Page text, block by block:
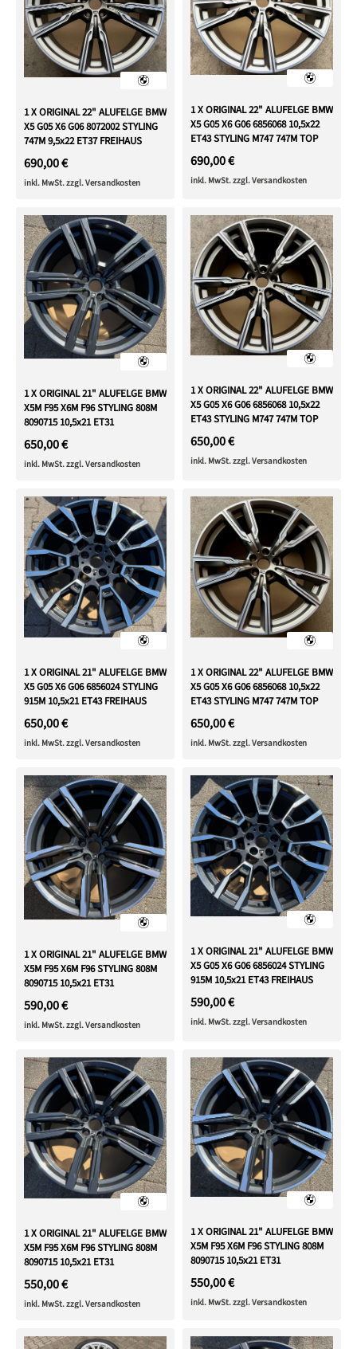
1 X ORIGINAL 22" ALUFELGE BMW
X5 G05 X6 G06 8072002 STYLING
747M 9,5x22 ET37 FREIHAUS
690,00 €
inkl. MwSt. zzgl. Versandkosten
1 X ORIGINAL 22" ALUFELGE BMW
X5 G05 X6 G06 6856068 10,5x22
ET43 STYLING M747 747M TOP
690,00 €
inkl. MwSt. zzgl. Versandkosten
1 X ORIGINAL 21" ALUFELGE BMW
X5M F95 X6M F96 STYLING 808M
8090715 10,5x21 ET31
650,00 €
inkl. MwSt. zzgl. Versandkosten
1 X ORIGINAL 22" ALUFELGE BMW
X5 G05 X6 G06 6856068 10,5x22
ET43 STYLING M747 747M TOP
650,00 €
inkl. MwSt. zzgl. Versandkosten
1 X ORIGINAL 21" ALUFELGE BMW
X5 G05 X6 G06 6856024 STYLING
915M 10,5x21 ET43 FREIHAUS
650,00 €
inkl. MwSt. zzgl. Versandkosten
1 X ORIGINAL 22" ALUFELGE BMW
X5 G05 X6 G06 6856068 10,5x22
ET43 STYLING M747 747M TOP
650,00 €
inkl. MwSt. zzgl. Versandkosten
1 X ORIGINAL 21" ALUFELGE BMW
X5M F95 X6M F96 STYLING 808M
8090715 10,5x21 ET31
590,00 €
inkl. MwSt. zzgl. Versandkosten
1 X ORIGINAL 21" ALUFELGE BMW
X5 G05 X6 G06 6856024 STYLING
915M 10,5x21 ET43 FREIHAUS
590,00 €
inkl. MwSt. zzgl. Versandkosten
1 X ORIGINAL 21" ALUFELGE BMW
X5M F95 X6M F96 STYLING 808M
8090715 10,5x21 ET31
550,00 €
inkl. MwSt. zzgl. Versandkosten
1 X ORIGINAL 21" ALUFELGE BMW
X5M F95 X6M F96 STYLING 808M
8090715 10,5x21 ET31
550,00 €
inkl. MwSt. zzgl. Versandkosten